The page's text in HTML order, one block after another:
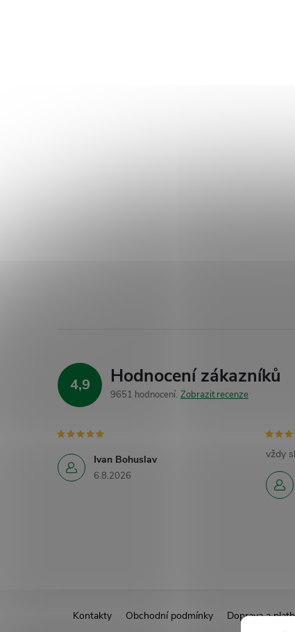
4,9 Hodnocení zákazníků
9651 hodnocení Zobrazit recenze
Ivan Bohuslav
6.8.2026
vždy
Kontakty Obchodní podmínky Doprava a